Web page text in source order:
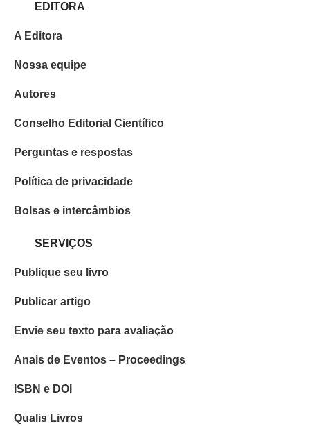
EDITORA
A Editora
Nossa equipe
Autores
Conselho Editorial Científico
Perguntas e respostas
Política de privacidade
Bolsas e intercâmbios
SERVIÇOS
Publique seu livro
Publicar artigo
Envie seu texto para avaliação
Anais de Eventos – Proceedings
ISBN e DOI
Qualis Livros